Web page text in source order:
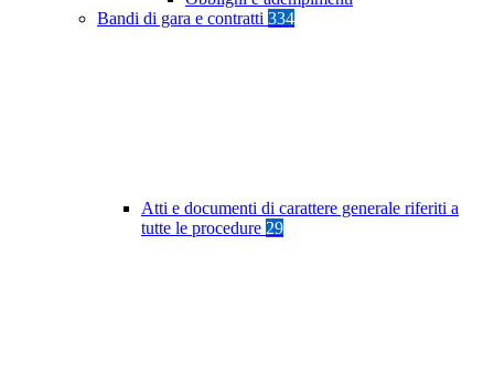
Bandi di gara e contratti 334
Atti e documenti di carattere generale riferiti a
tutte le procedure 29